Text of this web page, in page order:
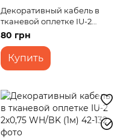
Декоративный кабель в
тканевой оплетке IU-2
2x0,75 WH (1м)
80 грн
Купить